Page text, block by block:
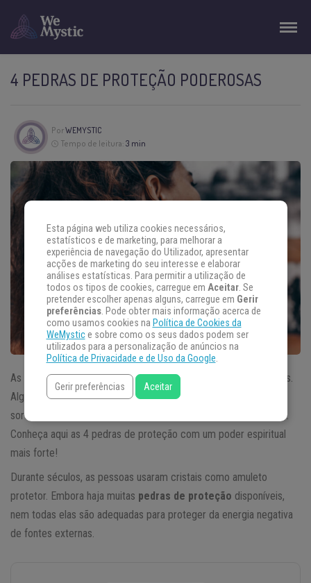
4 PEDRAS DE PROTEÇÃO PODEROSAS
PorWEMYSTIC
Tempo de leitura: 3 min
As pessoas usampedras e cristaispor uma variedade de razões.
Alguns usam para fins de cura, enquanto outros usam para boa
sorte. Mas a maioria das pessoas utilizam para fins de proteção.
Conheça aqui as 4 pedras de proteção com um poder espiritual
mais forte!
Durante séculos, as pessoas usaram cristais como amuleto
protetor. Embora haja muitas pedras de proteção disponíveis,
nem todas elas são adequadas para proteger da energia negativa
de fontes externas.
Esta página web utiliza cookies necessários,
estatísticos e de marketing, para melhorar a
experiência de navegação do Utilizador, apresentar
acções de marketing do seu interesse e elaborar
análises estatísticas. Para permitir a utilização de
todos os tipos de cookies, carregue em Aceitar. Se
pretender escolher apenas alguns, carregue em Gerir
preferências. Pode obter mais informação acerca de
como usamos cookies na Política de Cookies da
WeMystice sobre como os seus dados podem ser
utilizados para a personalização de anúncios na
Política de Privacidade e de Uso da Google.
Gerir preferências Aceitar